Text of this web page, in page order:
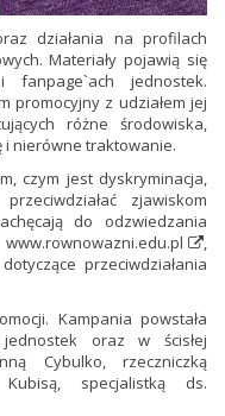
działania na profilach
Materiały pojawią się
jednostek.
promocyjny z udziałem jej
różne środowiska,
nierówne traktowanie.
czym jest dyskryminacja,
zjawiskom
do odzwiedzania
www.rownowazni.edu.pl
,
przeciwdziałania
Kampania powstała
oraz w ścisłej
Cybulko, rzeczniczką
specjalistką ds.